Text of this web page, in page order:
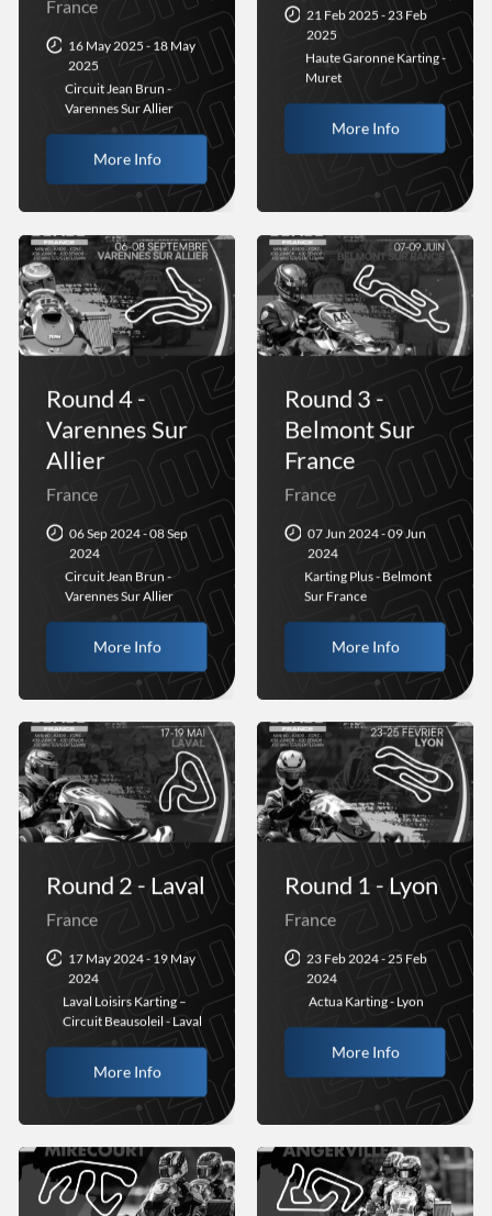
France
16 May 2025 - 18 May
2025
Circuit Jean Brun -
Varennes Sur Allier
More Info
21 Feb 2025 - 23 Feb
2025
Haute Garonne Karting -
Muret
More Info
Round 4 -
Varennes Sur
Allier
France
06 Sep 2024 - 08 Sep
2024
Circuit Jean Brun -
Varennes Sur Allier
More Info
Round 3 -
Belmont Sur
France
France
07 Jun 2024 - 09 Jun
2024
Karting Plus - Belmont
Sur France
More Info
Round 2 - Laval
France
17 May 2024 - 19 May
2024
Laval Loisirs Karting –
Circuit Beausoleil - Laval
More Info
Round 1 - Lyon
France
23 Feb 2024 - 25 Feb
2024
Actua Karting - Lyon
More Info